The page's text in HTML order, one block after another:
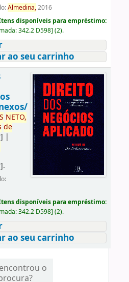
Almedina,2016
disponíveis para empréstimo:
342.2 D598] (2).
ao seu carrinho
NETO,
de
|
.
disponíveis para empréstimo:
342.2 D598] (2).
ao seu carrinho
o